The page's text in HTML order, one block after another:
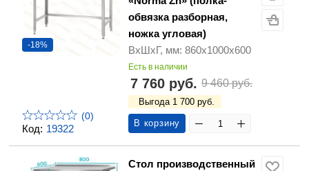
Код: 19322
-18%
(0)
обвязка разборная,
ножка угловая)
ВхШхГ, мм: 860х1000х600
Есть в наличии
7 760 руб. 9 460 руб.
Выгода 1 700 руб.
В корзину
Стол производственный